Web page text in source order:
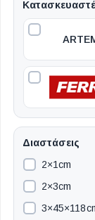
Διαστάσεις
2×1cm
2×3cm